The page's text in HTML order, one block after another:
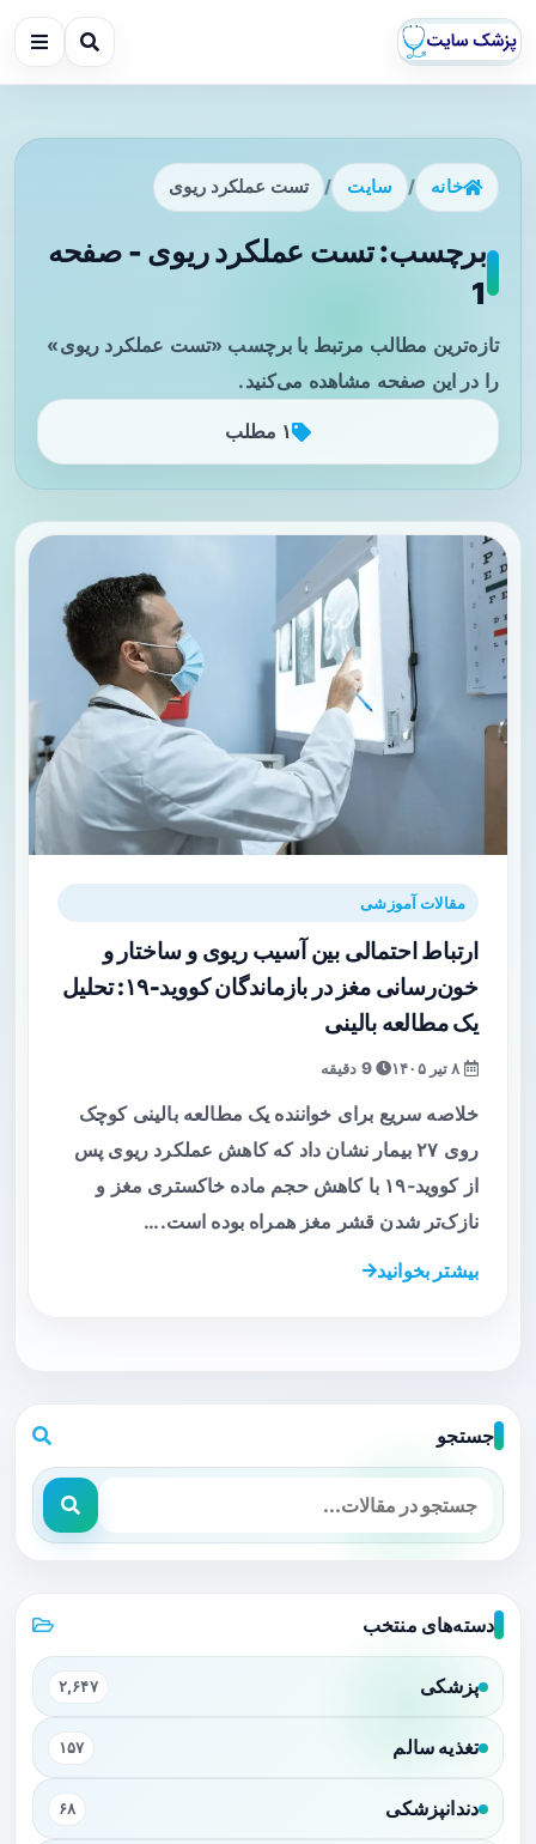
خانه / سایت / تست عملکرد ریوی
برچسب: تست عملکرد ریوی - صفحه
1
تازه‌ترین مطالب مرتبط با برچسب «تست عملکرد ریوی»
را در این صفحه مشاهده می‌کنید.
۱ مطلب
مقالات آموزشی
ارتباط احتمالی بین آسیب ریوی و ساختار و
خون‌رسانی مغز در بازماندگان کووید‑۱۹: تحلیل
یک مطالعه بالینی
9 دقیقه
خلاصه سریع برای خواننده یک مطالعه بالینی کوچک
روی ۲۷ بیمار نشان داد که کاهش عملکرد ریوی پس
از کووید‑۱۹ با کاهش حجم ماده خاکستری مغز و
نازک‌تر شدن قشر مغز همراه بوده است.…
بیشتر بخوانید
جستجو
دسته‌های منتخب
پزشکی ۲,۶۴۷
تغذیه سالم ۱۵۷
دندانپزشکی ۶۸